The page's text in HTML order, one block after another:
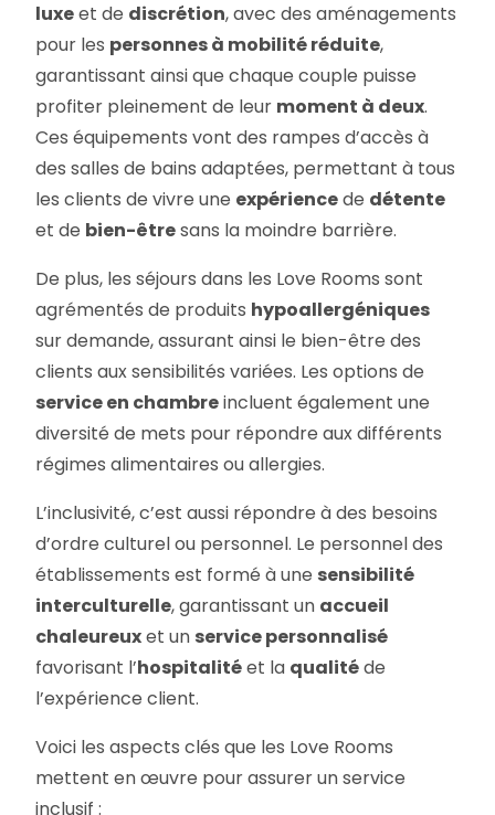
luxeet de discrétion, avec des aménagements
pour les personnes à mobilité réduite,
garantissant ainsi que chaque couple puisse
profiter pleinement de leur moment à deux.
Ces équipements vont des rampes d’accès à
des salles de bains adaptées, permettant à tous
les clients de vivre une expériencede détente
et de bien-êtresans la moindre barrière.
De plus, les séjours dans les Love Rooms sont
agrémentés de produits hypoallergéniques
sur demande, assurant ainsi le bien-être des
clients aux sensibilités variées. Les options de
service en chambreincluent également une
diversité de mets pour répondre aux différents
régimes alimentaires ou allergies.
L’inclusivité, c’est aussi répondre à des besoins
d’ordre culturel ou personnel. Le personnel des
établissements est formé à une sensibilité
interculturelle, garantissant un accueil
chaleureuxet un service personnalisé
favorisant l’hospitalitéet la qualitéde
l’expérience client.
Voici les aspects clés que les Love Rooms
mettent en œuvre pour assurer un service
inclusif :